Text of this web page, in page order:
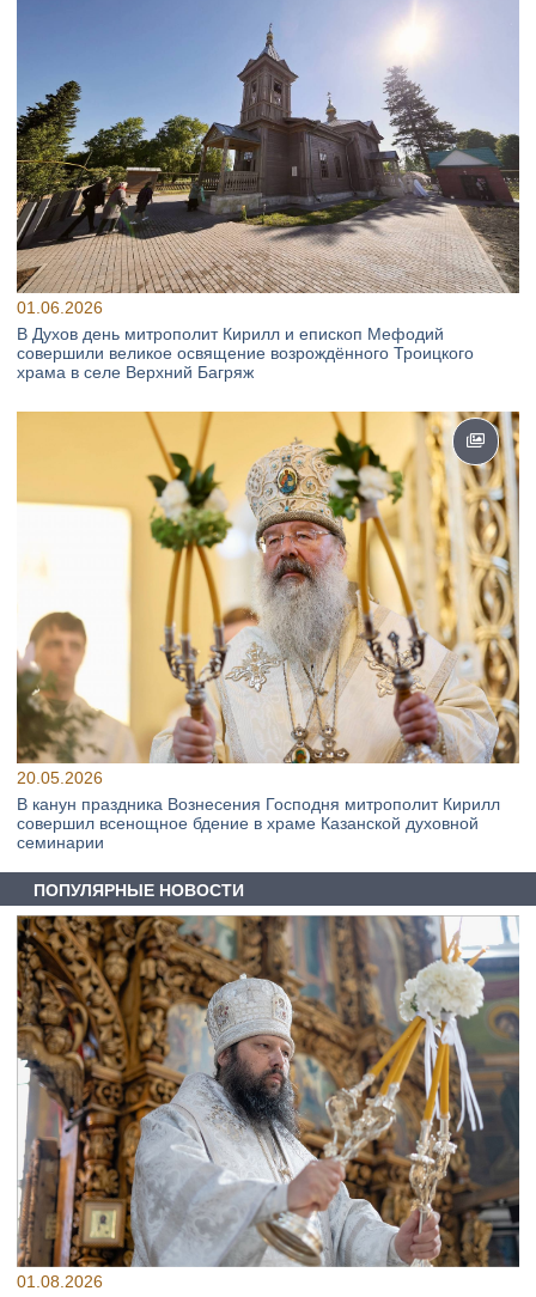
01.06.2026
В Духов день митрополит Кирилл и епископ Мефодий
совершили великое освящение возрождённого Троицкого
храма в селе Верхний Багряж
20.05.2026
В канун праздника Вознесения Господня митрополит Кирилл
совершил всенощное бдение в храме Казанской духовной
семинарии
ПОПУЛЯРНЫЕ НОВОСТИ
01.08.2026